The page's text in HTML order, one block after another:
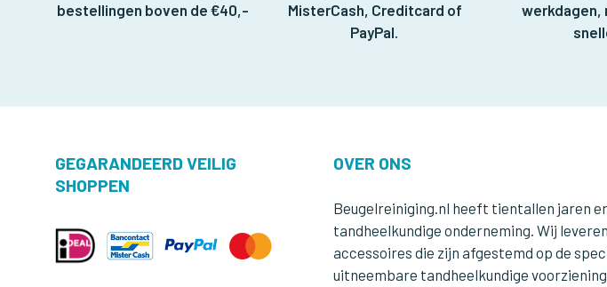
bestellingen boven de €40,-
MisterCash, Creditcard of
PayPal.
werkdagen,
OVER ONS
Beugelreiniging.nl heeft tientallen jaren
tandheelkundige onderneming. Wij
accessoires die zijn afgestemd op de
uitneembare tandheelkundige
GEGARANDEERD VEILIG
SHOPPEN